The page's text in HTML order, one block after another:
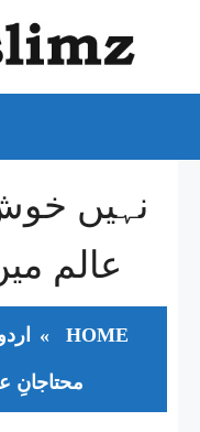
نہیں
عالم
HOME
»
محتاجانِ